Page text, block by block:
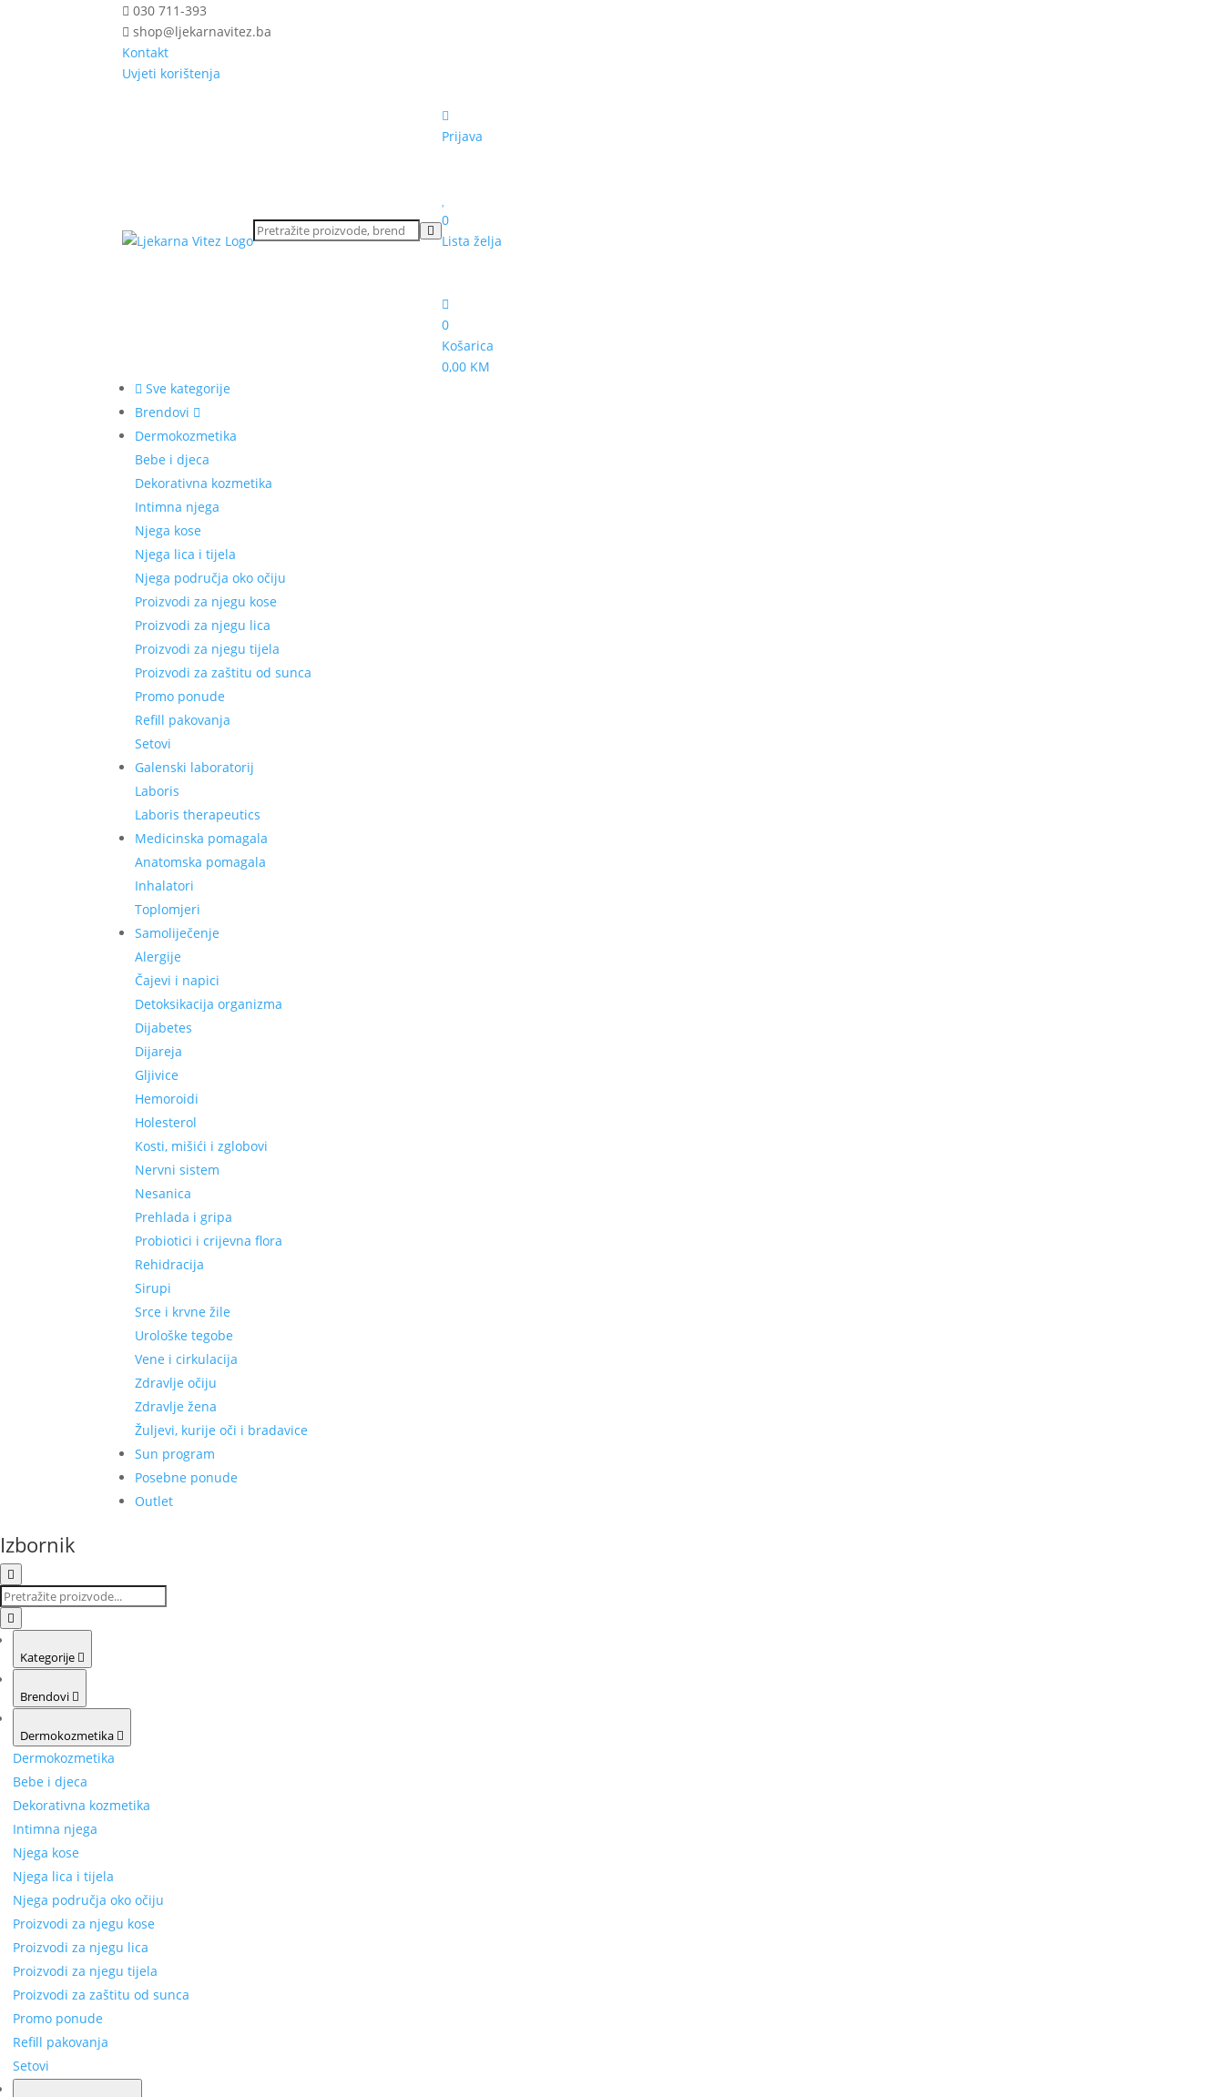
030 711-393
shop@ljekarnavitez.ba
Kontakt
Uvjeti korištenja
Prijava
0
Lista želja
0
Košarica
0,00 KM
Sve kategorije
Brendovi
Dermokozmetika
Bebe i djeca
Dekorativna kozmetika
Intimna njega
Njega kose
Njega lica i tijela
Njega područja oko očiju
Proizvodi za njegu kose
Proizvodi za njegu lica
Proizvodi za njegu tijela
Proizvodi za zaštitu od sunca
Promo ponude
Refill pakovanja
Setovi
Galenski laboratorij
Laboris
Laboris therapeutics
Medicinska pomagala
Anatomska pomagala
Inhalatori
Toplomjeri
Samoliječenje
Alergije
Čajevi i napici
Detoksikacija organizma
Dijabetes
Dijareja
Gljivice
Hemoroidi
Holesterol
Kosti, mišići i zglobovi
Nervni sistem
Nesanica
Prehlada i gripa
Probiotici i crijevna flora
Rehidracija
Sirupi
Srce i krvne žile
Urološke tegobe
Vene i cirkulacija
Zdravlje očiju
Zdravlje žena
Žuljevi, kurije oči i bradavice
Sun program
Posebne ponude
Outlet
Izbornik
Kategorije
Brendovi
Dermokozmetika
Dermokozmetika
Bebe i djeca
Dekorativna kozmetika
Intimna njega
Njega kose
Njega lica i tijela
Njega područja oko očiju
Proizvodi za njegu kose
Proizvodi za njegu lica
Proizvodi za njegu tijela
Proizvodi za zaštitu od sunca
Promo ponude
Refill pakovanja
Setovi